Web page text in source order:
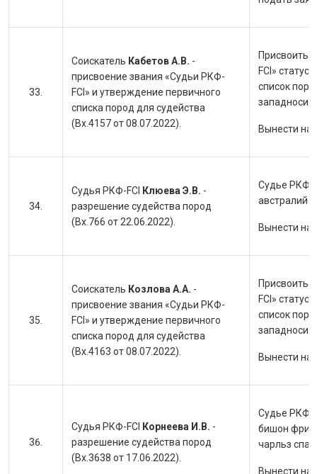
Соискатель Кабетов А.В. -
присвоение звания «Судьи РКФ-
FCI» и утверждение первичного
списка пород для судейства
(Вх.4157 от 08.07.2022).
Присвоить
FCI»
список
Вынести на
Судья РКФ-FCI Клюева Э.В. -
разрешение судейства пород
(Вх.766 от 22.06.2022).
Судье РКФ-
Вынести на
Соискатель Козлова А.А. -
присвоение звания «Судьи РКФ-
FCI» и утверждение первичного
списка пород для судейства
(Вх.4163 от 08.07.2022).
Присвоить
FCI»
список
Вынести на
Судья РКФ-FCI Корнеева И.В. -
разрешение судейства пород
(Вх.3638 от 17.06.2022).
Судье РКФ-
бишон
чарльз
Вынести на